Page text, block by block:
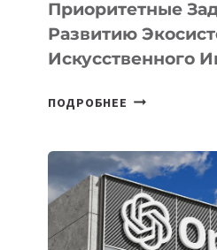
Приоритетные
Развитию
Искусственного
ПОДРОБНЕЕ В
ЗАДАЧИ
ПО
РАЗВИТИЮ